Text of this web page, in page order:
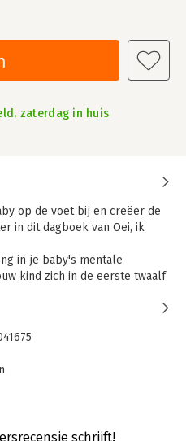
zaterdag in huis
op de voet bij en creëer de
in dit dagboek van Oei, ik
in je baby's mentale
kind zich in de eerste twaalf
hij? Waar keek hij naar?
helpt je oog te krijgen
het grote verschil maken.
in je baby's mentale
beter te leren kennen
levensboek
schrijft!